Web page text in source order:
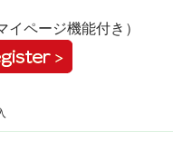
ページ機能付き）